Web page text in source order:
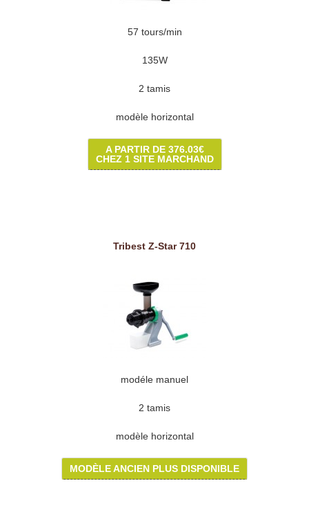
57 tours/min
135W
2 tamis
modèle horizontal
A PARTIR DE 376.03€
CHEZ 1 SITE MARCHAND
Tribest Z-Star 710
modéle manuel
2 tamis
modèle horizontal
MODÈLE ANCIEN PLUS DISPONIBLE